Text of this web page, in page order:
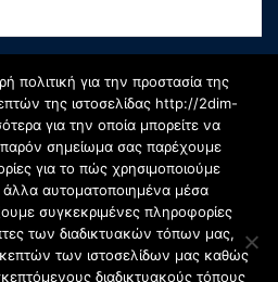
πολιτική για την προστασία της
της ιστοσελίδας http://2dim-
για την οποία μπορείτε να
σημείωμα σας παρέχουμε
για το πώς χρησιμοποιούμε
αυτοματοποιημένα μέσα
συγκεκριμένες πληροφορίες
των διαδικτυακών τόπων μας,
των ιστοσελίδων μας καθώς
διαδικτυακούς τόπους